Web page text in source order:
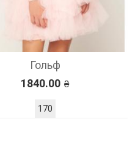
Гольф
1840.00
170